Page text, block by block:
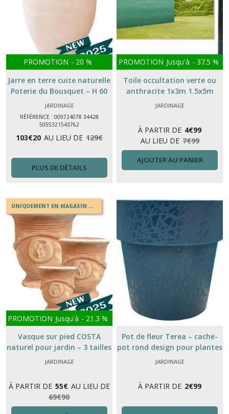
PROMOTION - 20 %
Jarre en terre cuite naturelle
Poterie du Bousquet – H 60
cm – décor jardin & intérieur
JARDINAGE
RÉFÉRENCE : 009724078 34428
5055321543762
103€20 AU LIEU DE 129€
PLUS DE DÉTAILS
PROMOTION Jusqu'à - 37.5 %
Toile occultation verte ou
anthracite 1x3m 1.5x5m
1.5x10m BRISE VUE
JARDINAGE
À PARTIR DE 4€99
AU LIEU DE 7€99
AJOUTER AU PANIER
UNIQUEMENT EN MAGASIN OU EN DRIVE
PROMOTION Jusqu'à - 21.3 %
Vasque sur pied COSTA
naturel pour jardin – 3 tailles
disponibles (H32 à 68 cm)
JARDINAGE
À PARTIR DE 55€ AU LIEU DE
69€90
Pot de fleur Terea – cache-
pot rond design pour plantes
18 à 38cm
JARDINAGE
À PARTIR DE 2€99